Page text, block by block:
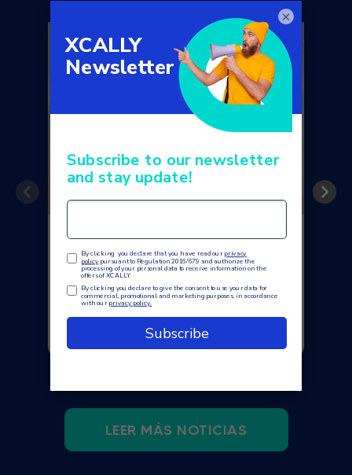
Cómo la inteligencia artificial
está cambiando la experiencia
del cliente en los centros de
contacto modernos
LEER EL ARTÍCULO
LEER MÁS NOTICIAS
×